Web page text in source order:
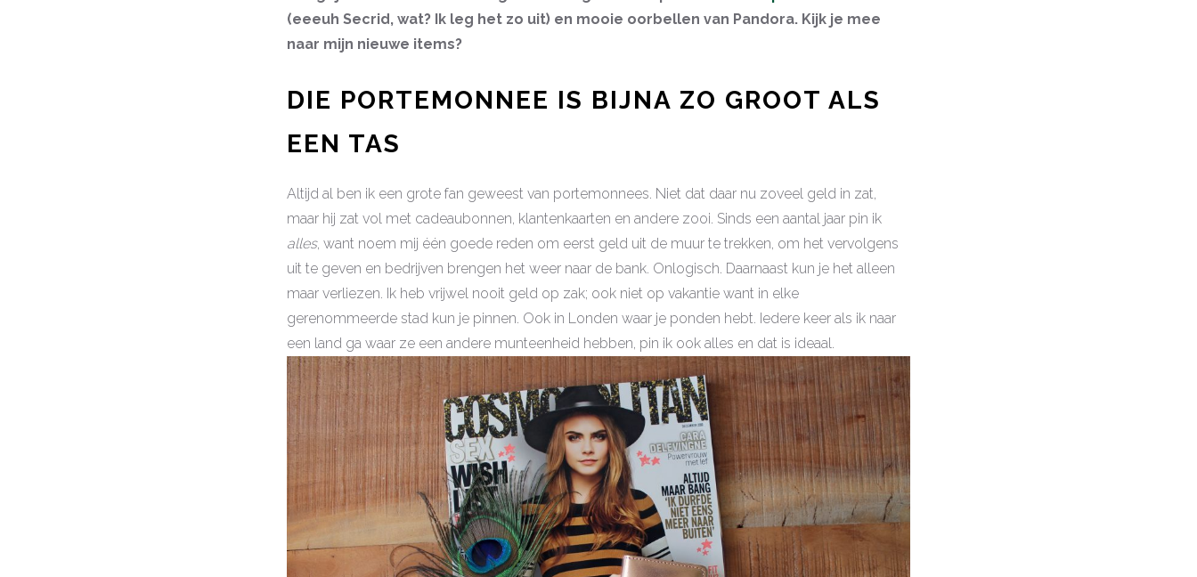
(eeeuh Secrid, wat? Ik leg het zo uit) en mooie oorbellen van Pandora. Kijk je mee
naar mijn nieuwe items?
DIE PORTEMONNEE IS BIJNA ZO GROOT ALS
EEN TAS
Altijd al ben ik een grote fan geweest van portemonnees. Niet dat daar nu zoveel geld in zat,
maar hij zat vol met cadeaubonnen, klantenkaarten en andere zooi. Sinds een aantal jaar pin ik
alles, want noem mij één goede reden om eerst geld uit de muur te trekken, om het vervolgens
uit te geven en bedrijven brengen het weer naar de bank. Onlogisch. Daarnaast kun je het alleen
maar verliezen. Ik heb vrijwel nooit geld op zak; ook niet op vakantie want in elke
gerenommeerde stad kun je pinnen. Ook in Londen waar je ponden hebt. Iedere keer als ik naar
een land ga waar ze een andere munteenheid hebben, pin ik ook alles en dat is ideaal.